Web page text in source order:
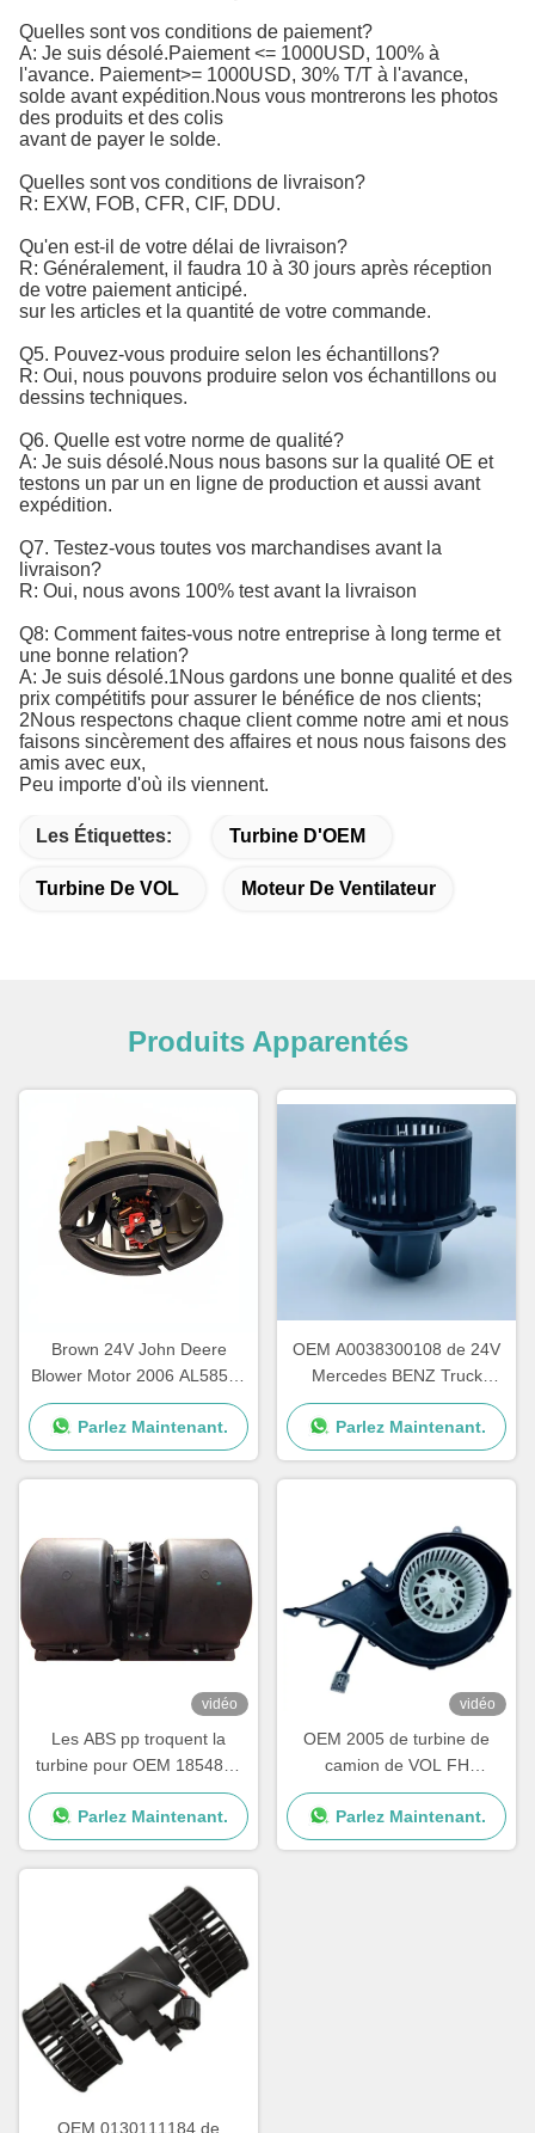
Quelles sont vos conditions de paiement?
A: Je suis désolé.Paiement <= 1000USD, 100% à
l'avance. Paiement>= 1000USD, 30% T/T à l'avance,
solde avant expédition.Nous vous montrerons les photos
des produits et des colis
avant de payer le solde.
Quelles sont vos conditions de livraison?
R: EXW, FOB, CFR, CIF, DDU.
Qu'en est-il de votre délai de livraison?
R: Généralement, il faudra 10 à 30 jours après réception
de votre paiement anticipé.
sur les articles et la quantité de votre commande.
Q5. Pouvez-vous produire selon les échantillons?
R: Oui, nous pouvons produire selon vos échantillons ou
dessins techniques.
Q6. Quelle est votre norme de qualité?
A: Je suis désolé.Nous nous basons sur la qualité OE et
testons un par un en ligne de production et aussi avant
expédition.
Q7. Testez-vous toutes vos marchandises avant la
livraison?
R: Oui, nous avons 100% test avant la livraison
Q8: Comment faites-vous notre entreprise à long terme et
une bonne relation?
A: Je suis désolé.1Nous gardons une bonne qualité et des
prix compétitifs pour assurer le bénéfice de nos clients;
2Nous respectons chaque client comme notre ami et nous
faisons sincèrement des affaires et nous nous faisons des
amis avec eux,
Peu importe d'où ils viennent.
Les Étiquettes: Turbine D'OEM
Turbine De VOL Moteur De Ventilateur
Produits Apparentés
Brown 24V John Deere
Blower Motor 2006 AL58527
62412082 une garantie d'an
Parlez Maintenant.
OEM A0038300108 de 24V
Mercedes BENZ Truck
Blower Motor AXOR ATEGO
Parlez Maintenant.
vidéo
Les ABS pp troquent la
turbine pour OEM 1854876
de série de Scania G P R
2195206 1854877
DDSC003TT
Parlez Maintenant.
vidéo
OEM 2005 de turbine de
camion de VOL FH
84223449 82349000
7482349000
Parlez Maintenant.
OEM 0130111184 de